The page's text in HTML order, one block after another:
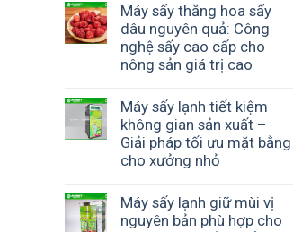
Máy sấy thăng hoa sấy
dâu nguyên quả: Công
nghệ sấy cao cấp cho
nông sản giá trị cao
Máy sấy lạnh tiết kiệm
không gian sản xuất –
Giải pháp tối ưu mặt bằng
cho xưởng nhỏ
Máy sấy lạnh giữ mùi vị
nguyên bản phù hợp cho